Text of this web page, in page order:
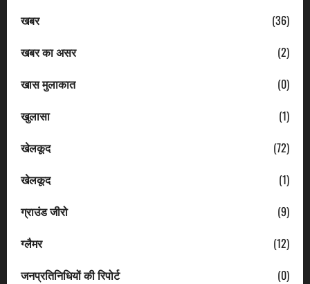
खबर
(36)
खबर का असर
(2)
खास मुलाकात
(0)
खुलासा
(1)
खेलकूद
(72)
खेलकूद
(1)
ग्राउंड जीरो
(9)
ग्लैमर
(12)
जनप्रतिनिधियों की रिपोर्ट
(0)